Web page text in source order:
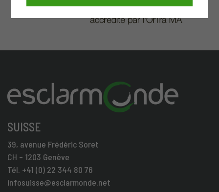
SUISSE
39, avenue Frédéric Soret
CH – 1203 Genève
Tél. +41 (0) 22 344 80 76
infosuisse@esclarmonde.net